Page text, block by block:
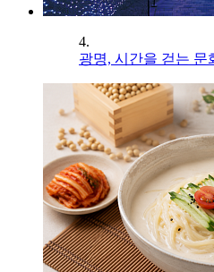
4.
광명, 시간을 걷는 문